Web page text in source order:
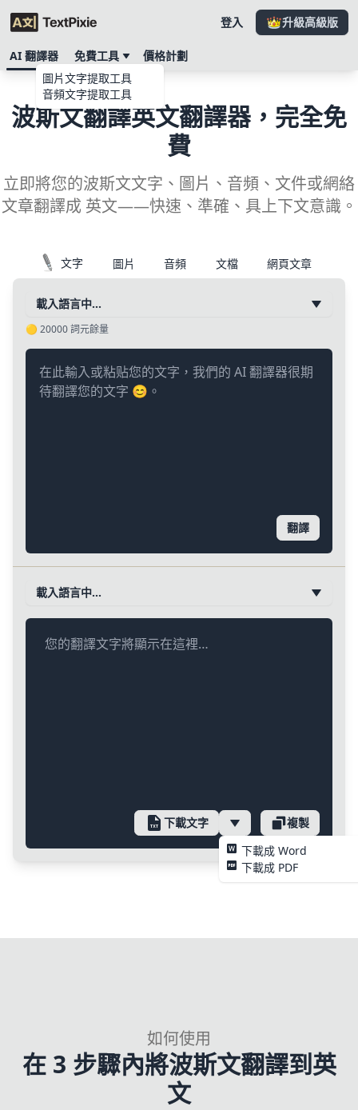
登入 升級高級版
AI 翻譯器
免費工具
圖片文字提取工具
音頻文字提取工具
價格計劃
波斯文翻譯英文翻譯器，完全免
費
立即將您的波斯文文字、圖片、音頻、文件或網絡
文章翻譯成 英文——快速、準確、具上下文意識。
文字 圖片 音頻 文檔 網頁文章
載入語言中…
🟡 20000詞元餘量
翻譯
載入語言中…
您的翻譯文字將顯示在這裡…
下載文字
下載成 Word
下載成 PDF
複製
如何使用
在 3 步驟內將波斯文翻譯到英
文